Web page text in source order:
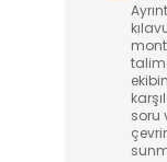
soru